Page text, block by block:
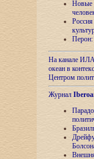
Новые
Перон:
На канале
океан в
Центром
Журнал